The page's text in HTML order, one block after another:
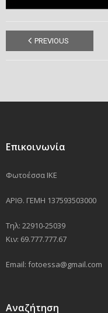
PREVIOUS
Επικοινωνία
Φωτοέσσα ΙΚΕ
ΑΡΙΘ. ΓΕΜΗ 137593503000
Τηλ: 22910-25039
Κιν: 69.777.777.67
Email: fotoessa@gmail.com
Αναζήτηση